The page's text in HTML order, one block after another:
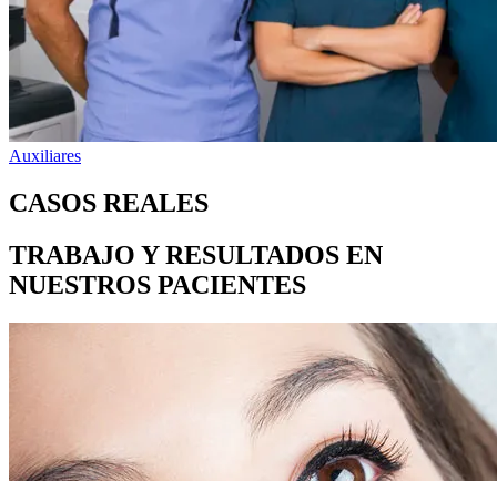
Auxiliares
CASOS REALES
TRABAJO Y RESULTADOS EN
NUESTROS PACIENTES